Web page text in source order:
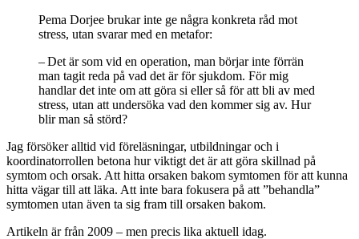
Pema Dorjee brukar inte ge några konkreta råd mot
stress, utan svarar med en metafor:
– Det är som vid en operation, man börjar inte förrän
man tagit reda på vad det är för sjukdom. För mig
handlar det inte om att göra si eller så för att bli av med
stress, utan att undersöka vad den kommer sig av. Hur
blir man så störd?
Jag försöker alltid vid föreläsningar, utbildningar och i
koordinatorrollen betona hur viktigt det är att göra skillnad på
symtom och orsak. Att hitta orsaken bakom symtomen för att kunna
hitta vägar till att läka. Att inte bara fokusera på att ”behandla”
symtomen utan även ta sig fram till orsaken bakom.
Artikeln är från 2009 – men precis lika aktuell idag.